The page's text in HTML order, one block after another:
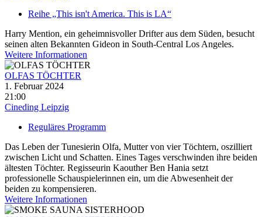
Reihe „This isn't America. This is LA“
Harry Mention, ein geheimnisvoller Drifter aus dem Süden, besucht
seinen alten Bekannten Gideon in South-Central Los Angeles.
Weitere Informationen
OLFAS TÖCHTER
1. Februar 2024
21:00
Cineding Leipzig
Reguläres Programm
Das Leben der Tunesierin Olfa, Mutter von vier Töchtern, oszilliert
zwischen Licht und Schatten. Eines Tages verschwinden ihre beiden
ältesten Töchter. Regisseurin Kaouther Ben Hania setzt
professionelle Schauspielerinnen ein, um die Abwesenheit der
beiden zu kompensieren.
Weitere Informationen